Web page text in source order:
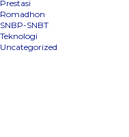
Prestasi
Romadhon
SNBP-SNBT
Teknologi
Uncategorized